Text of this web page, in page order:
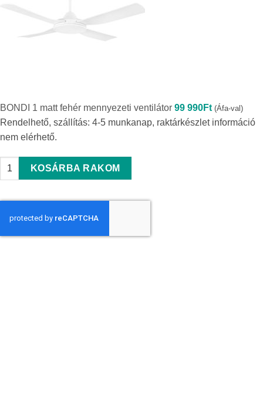
BONDI 1 matt fehér mennyezeti ventilátor 99 990Ft (Áfa-val)
Rendelhető, szállítás: 4-5 munkanap, raktárkészlet információ
nem elérhető.
BONDI 1 matt fehér mennyezeti ventilátor quantity
KOSÁRBA RAKOM